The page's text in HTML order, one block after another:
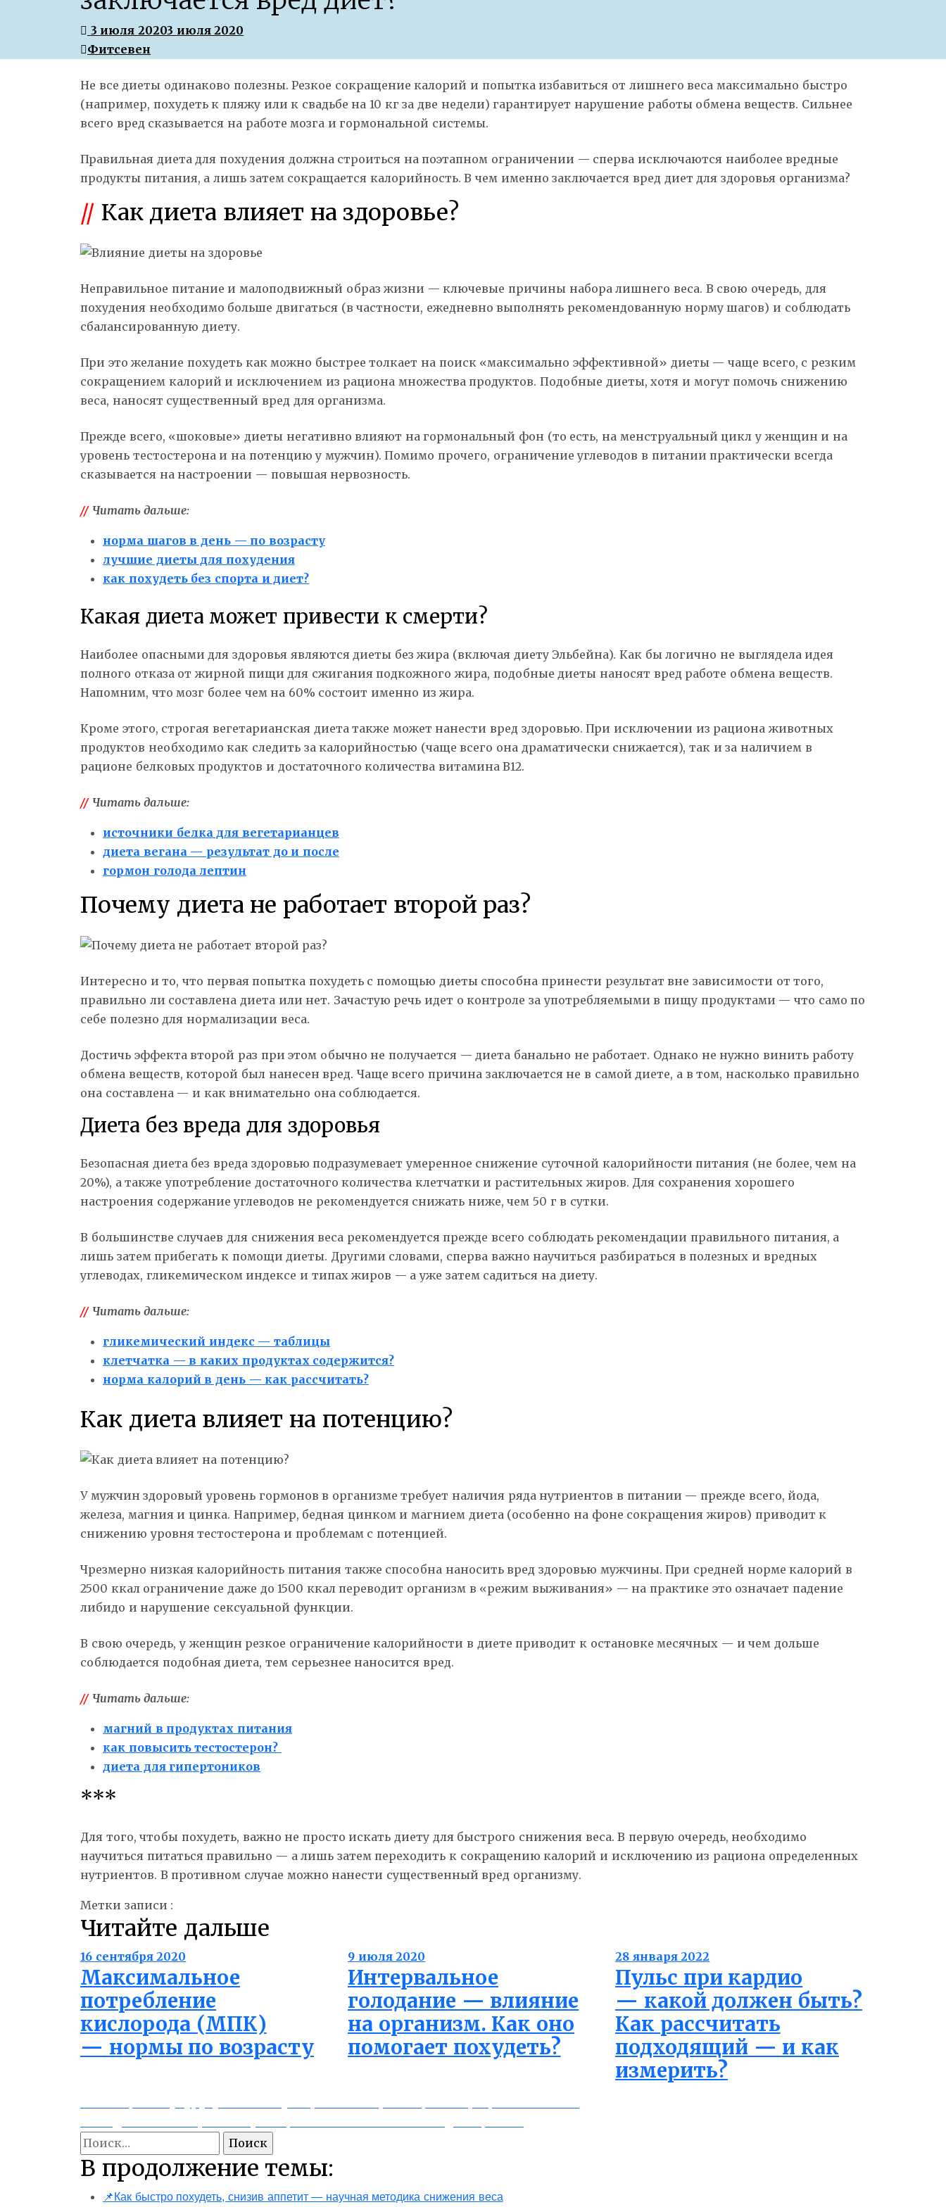
3 июля 20203 июля 2020
Фитсевен
Не все диеты одинаково полезны. Резкое сокращение калорий и попытка избавиться от лишнего веса максимально быстро
(например, похудеть к пляжу или к свадьбе на 10 кг за две недели) гарантирует нарушение работы обмена веществ. Сильнее
всего вред сказывается на работе мозга и гормональной системы.
Правильная диета для похудения должна строиться на поэтапном ограничении — сперва исключаются наиболее вредные
продукты питания, а лишь затем сокращается калорийность. В чем именно заключается вред диет для здоровья организма?
// Как диета влияет на здоровье?
Неправильное питание и малоподвижный образ жизни — ключевые причины набора лишнего веса. В свою очередь, для
похудения необходимо больше двигаться (в частности, ежедневно выполнять рекомендованную норму шагов) и соблюдать
сбалансированную диету.
При это желание похудеть как можно быстрее толкает на поиск «максимально эффективной» диеты — чаще всего, с резким
сокращением калорий и исключением из рациона множества продуктов. Подобные диеты, хотя и могут помочь снижению
веса, наносят существенный вред для организма.
Прежде всего, «шоковые» диеты негативно влияют на гормональный фон (то есть, на менструальный цикл у женщин и на
уровень тестостерона и на потенцию у мужчин). Помимо прочего, ограничение углеводов в питании практически всегда
сказывается на настроении — повышая нервозность.
//Читать дальше:
норма шагов в день — по возрасту
лучшие диеты для похудения
как похудеть без спорта и диет?
Какая диета может привести к смерти?
Наиболее опасными для здоровья являются диеты без жира (включая диету Эльбейна). Как бы логично не выглядела идея
полного отказа от жирной пищи для сжигания подкожного жира, подобные диеты наносят вред работе обмена веществ.
Напомним, что мозг более чем на 60% состоит именно из жира.
Кроме этого, строгая вегетарианская диета также может нанести вред здоровью. При исключении из рациона животных
продуктов необходимо как следить за калорийностью (чаще всего она драматически снижается), так и за наличием в
рационе белковых продуктов и достаточного количества витамина В12.
//Читать дальше:
источники белка для вегетарианцев
диета вегана — результат до и после
гормон голода лептин
Почему диета не работает второй раз?
Интересно и то, что первая попытка похудеть с помощью диеты способна принести результат вне зависимости от того,
правильно ли составлена диета или нет. Зачастую речь идет о контроле за употребляемыми в пищу продуктами — что само по
себе полезно для нормализации веса.
Достичь эффекта второй раз при этом обычно не получается — диета банально не работает. Однако не нужно винить работу
обмена веществ, которой был нанесен вред. Чаще всего причина заключается не в самой диете, а в том, насколько правильно
она составлена — и как внимательно она соблюдается.
Диета без вреда для здоровья
Безопасная диета без вреда здоровью подразумевает умеренное снижение суточной калорийности питания (не более, чем на
20%), а также употребление достаточного количества клетчатки и растительных жиров. Для сохранения хорошего
настроения содержание углеводов не рекомендуется снижать ниже, чем 50 г в сутки.
В большинстве случаев для снижения веса рекомендуется прежде всего соблюдать рекомендации правильного питания, а
лишь затем прибегать к помощи диеты. Другими словами, сперва важно научиться разбираться в полезных и вредных
углеводах, гликемическом индексе и типах жиров — а уже затем садиться на диету.
//Читать дальше:
гликемический индекс — таблицы
клетчатка — в каких продуктах содержится?
норма калорий в день — как рассчитать?
Как диета влияет на потенцию?
У мужчин здоровый уровень гормонов в организме требует наличия ряда нутриентов в питании — прежде всего, йода,
железа, магния и цинка. Например, бедная цинком и магнием диета (особенно на фоне сокращения жиров) приводит к
снижению уровня тестостерона и проблемам с потенцией.
Чрезмерно низкая калорийность питания также способна наносить вред здоровью мужчины. При средней норме калорий в
2500 ккал ограничение даже до 1500 ккал переводит организм в «режим выживания» — на практике это означает падение
либидо и нарушение сексуальной функции.
В свою очередь, у женщин резкое ограничение калорийности в диете приводит к остановке месячных — и чем дольше
соблюдается подобная диета, тем серьезнее наносится вред.
//Читать дальше:
магний в продуктах питания
как повысить тестостерон?
диета для гипертоников
***
Для того, чтобы похудеть, важно не просто искать диету для быстрого снижения веса. В первую очередь, необходимо
научиться питаться правильно — а лишь затем переходить к сокращению калорий и исключению из рациона определенных
нутриентов. В противном случае можно нанести существенный вред организму.
Метки записи :
Читайте дальше
16 сентября 2020
Максимальное
потребление
кислорода (МПК)
— нормы по возрасту
9 июля 2020
Интервальное
голодание — влияние
на организм. Как оно
помогает похудеть?
28 января 2022
Пульс при кардио
— какой должен быть?
Как рассчитать
подходящий — и как
измерить?
Навигация
по
записям
post:
Найти:
В продолжение темы:
📌Как быстро похудеть, снизив аппетит — научная методика снижения веса